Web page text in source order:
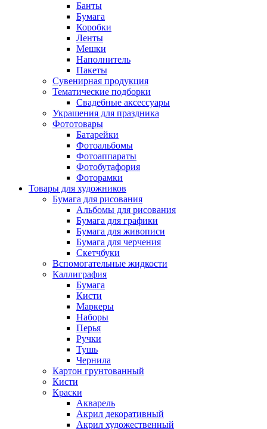
Банты
Бумага
Коробки
Ленты
Мешки
Наполнитель
Пакеты
Сувенирная продукция
Тематические подборки
Свадебные аксессуары
Украшения для праздника
Фототовары
Батарейки
Фотоальбомы
Фотоаппараты
Фотобутафория
Фоторамки
Товары для художников
Бумага для рисования
Альбомы для рисования
Бумага для графики
Бумага для живописи
Бумага для черчения
Скетчбуки
Вспомогательные жидкости
Каллиграфия
Бумага
Кисти
Маркеры
Наборы
Перья
Ручки
Тушь
Чернила
Картон грунтованный
Кисти
Краски
Акварель
Акрил декоративный
Акрил художественный